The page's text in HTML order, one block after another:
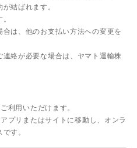
結ばれます。
合は、他のお支払い方法への変更を
連絡が必要な場合は、ヤマト運輸株
利用いただけます。
プリまたはサイトに移動し、オンラ
す。